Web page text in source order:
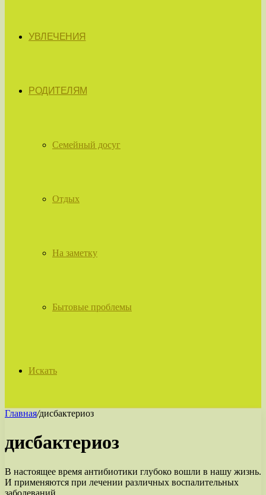
УВЛЕЧЕНИЯ
РОДИТЕЛЯМ
Семейный досуг
Отдых
На заметку
Бытовые проблемы
Искать
Главная/дисбактериоз
дисбактериоз
В настоящее время антибиотики глубоко вошли в нашу жизнь.
И применяются при лечении различных воспалительных
заболеваний.